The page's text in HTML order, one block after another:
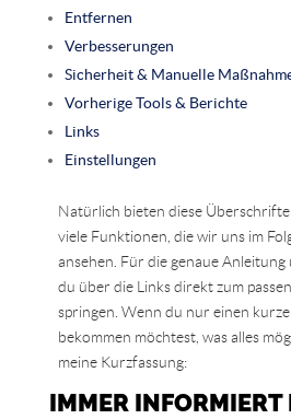
Entfernen
Verbesserungen
Sicherheit & Manuelle
Vorherige Tools & Berichte
Links
Einstellungen
Natürlich bieten diese
viele Funktionen, die wir uns im
ansehen. Für die genaue
du über die Links direkt zum
springen. Wenn du nur einen
bekommen möchtest, was alles
meine Kurzfassung:
IMMER INFORMIERT